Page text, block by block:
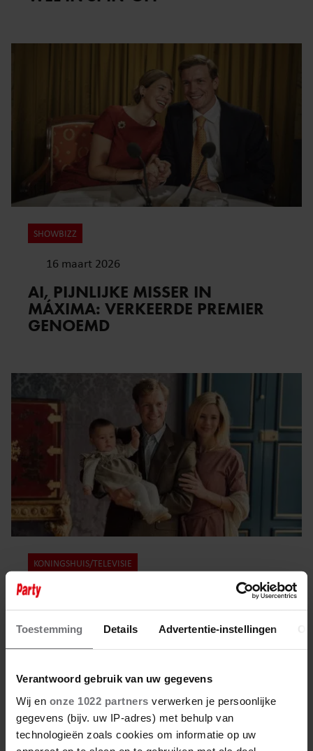
Toestemming Details Advertentie-instellingen
Verantwoord gebruik van uw gegevens
Wij en onze 1022 partners verwerken je persoonlijke
gegevens (bijv. uw IP-adres) met behulp van
technologieën zoals cookies om informatie op uw
SHOWBIZZ
16 maart 2026
AI, PIJNLIJKE MISSER IN
MÁXIMA: VERKEERDE PREMIER
GENOEMD
KONINGSHUIS/TELEVISIE
NOG VÓÓR SEIZOEN 2 BEGINT:
GROTE VERANDERING BIJ SERIE
’MÁXIMA’